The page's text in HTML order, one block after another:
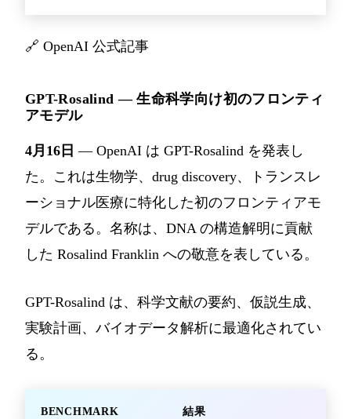
🔗 OpenAI 公式記事
GPT-Rosalind — 生命科学向け初のフロンティ
アモデル
4月16日 — OpenAI は GPT-Rosalind を発表し
た。これは生物学、drug discovery、トランスレ
ーショナル医療に特化した初のフロンティアモ
デルである。名称は、DNA の構造解明に貢献
した Rosalind Franklin への敬意を表している。
GPT-Rosalind は、科学文献の要約、仮説生成、
実験計画、バイオデータ解析に最適化されてい
る。
BENCHMARK 結果